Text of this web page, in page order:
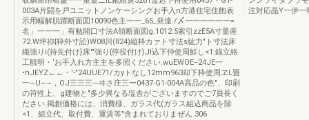
003A片闘を戸ユニットノンケーシングお手入n方港住宅住飽表
示用幅解脱躍断面図10090色主一一_65_発達./〆一一一一一一=
名」一一一」有勉開口寸法A領断面図g.1012.5索引zzE5A寸量産
72.W坪祢{枠外寸訟)W08川(824)縦枠カァト寸法s紘力"ト寸法床
織強りi(待先付け}床'"強り{停役付け}JI込下仲使周鮮し<1:錨立絡
工観明・‘お手入れ方主主を多照ください.wuEWOE--24JE一
•nJEYZ←←・'-"24UUE71/カyトなし12mm963却下枠使周ヱL畳
一~U~~，OJ三三三---ヰさ庄三ー0437-G1-004A高品の色"、印刷
の符性上、g建物と"多少異なる塩舎がございますのでご7員長く
ださい.掲創価格には、消費様、ガラス代(ガラス組込商品を除
<1、組立代、取付費、運賃等"含まれておりまぜん.306
注対応晶Y一伊一